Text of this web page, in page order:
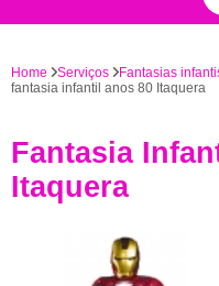
Home Serviços Fantasias
fantasia infantil anos 80 Itaquera
Fantasia
Itaquera